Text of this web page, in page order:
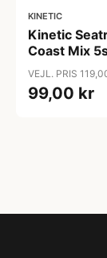
KINETIC
Kinetic
Coast Mix
VEJL. PRIS
99,00 kr